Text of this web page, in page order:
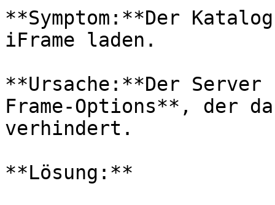
**Symptom:**Der
iFrame laden.
**Ursache:**Der Server
Frame-Options**, der
verhindert.
**Lösung:**